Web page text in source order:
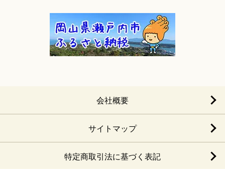
会社概要
サイトマップ
特定商取引法に基づく表記